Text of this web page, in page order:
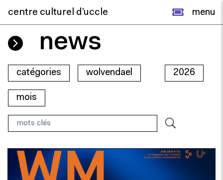
centre culturel d’uccle menu
news
catégories wolvendael 2026
mois